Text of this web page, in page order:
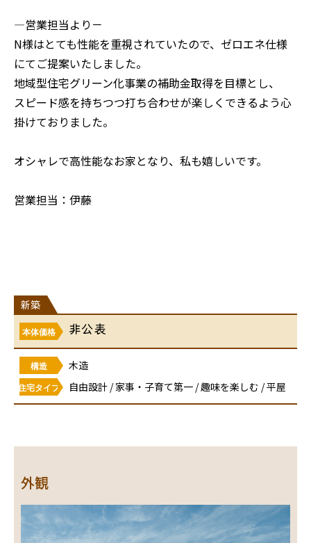
―営業担当より－
N様はとても性能を重視されていたので、ゼロエネ仕様
にてご提案いたしました。
地域型住宅グリーン化事業の補助金取得を目標とし、
スピード感を持ちつつ打ち合わせが楽しくできるよう心
掛けておりました。
オシャレで高性能なお家となり、私も嬉しいです。
営業担当：伊藤
新築
本体価格 非公表
構造 木造
住宅タイプ 自由設計 / 家事・子育て第一 / 趣味を楽しむ / 平屋
外観